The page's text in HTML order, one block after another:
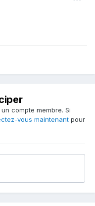
compte membre. Si
vous maintenant pour